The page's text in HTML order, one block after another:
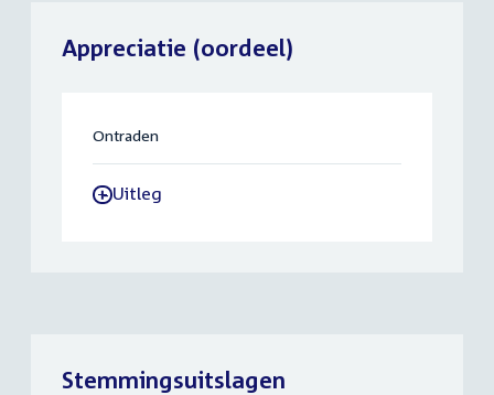
Appreciatie (oordeel)
Ontraden
-Uitleg
Stemmingsuitslagen